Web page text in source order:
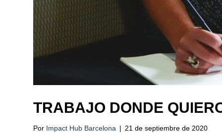
TRABAJO DONDE
Por Impact Hub Barcelona | 21 de septiembre de 2020